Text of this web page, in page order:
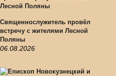
Священнослужитель провёл
встречу с жителями Лесной
Поляны
06.08.2026